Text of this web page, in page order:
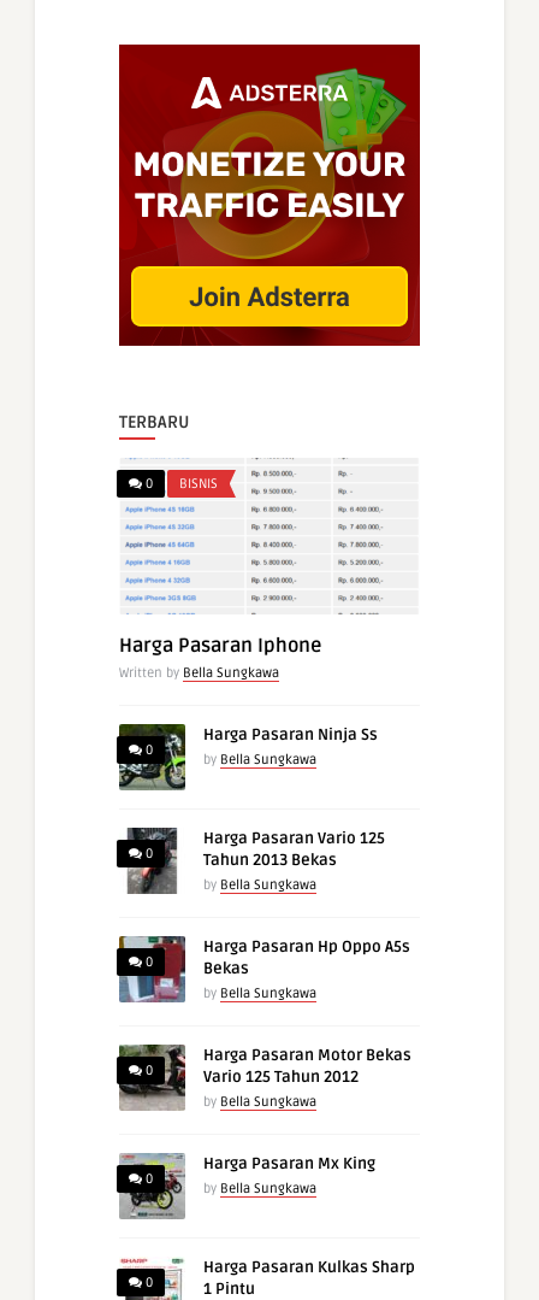
TERBARU
0 BISNIS
Harga Pasaran Iphone
Written by Bella Sungkawa
0
Harga Pasaran Ninja Ss
by Bella Sungkawa
0
Harga Pasaran Vario 125
Tahun 2013 Bekas
by Bella Sungkawa
0
Harga Pasaran Hp Oppo A5s
Bekas
by Bella Sungkawa
0
Harga Pasaran Motor Bekas
Vario 125 Tahun 2012
by Bella Sungkawa
0
Harga Pasaran Mx King
by Bella Sungkawa
0
Harga Pasaran Kulkas Sharp
1 Pintu